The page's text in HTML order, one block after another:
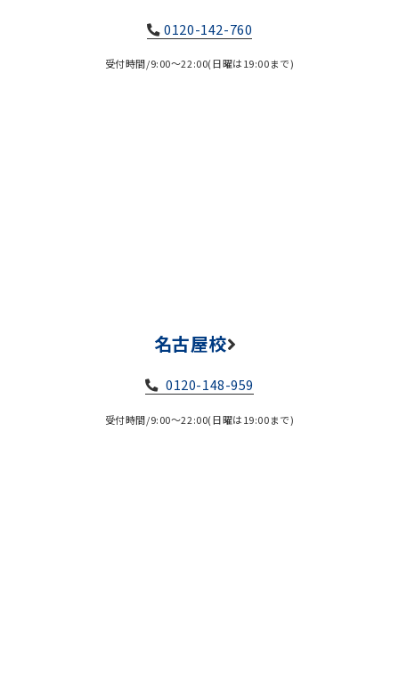
0120-142-760
受付時間/9:00～22:00(日曜は19:00まで)
名古屋校
0120-148-959
受付時間/9:00～22:00(日曜は19:00まで)